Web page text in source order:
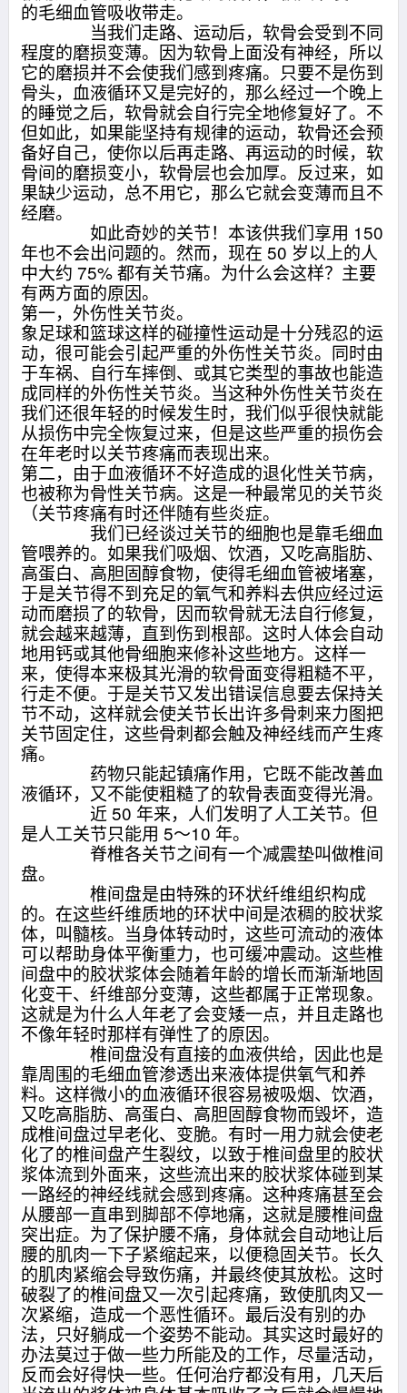
的毛细血管吸收带走。
当我们走路、运动后，软骨会受到不同
程度的磨损变薄。因为软骨上面没有神经，所以
它的磨损并不会使我们感到疼痛。只要不是伤到
骨头，血液循环又是完好的，那么经过一个晚上
的睡觉之后，软骨就会自行完全地修复好了。不
但如此，如果能坚持有规律的运动，软骨还会预
备好自己，使你以后再走路、再运动的时候，软
骨间的磨损变小，软骨层也会加厚。反过来，如
果缺少运动，总不用它，那么它就会变薄而且不
经磨。
如此奇妙的关节！本该供我们享用 150
年也不会出问题的。然而，现在 50 岁以上的人
中大约 75% 都有关节痛。为什么会这样？主要
有两方面的原因。
第一，外伤性关节炎。
象足球和篮球这样的碰撞性运动是十分残忍的运
动，很可能会引起严重的外伤性关节炎。同时由
于车祸、自行车摔倒、或其它类型的事故也能造
成同样的外伤性关节炎。当这种外伤性关节炎在
我们还很年轻的时候发生时，我们似乎很快就能
从损伤中完全恢复过来，但是这些严重的损伤会
在年老时以关节疼痛而表现出来。
第二，由于血液循环不好造成的退化性关节病，
也被称为骨性关节病。这是一种最常见的关节炎
（关节疼痛有时还伴随有些炎症。
我们已经谈过关节的细胞也是靠毛细血
管喂养的。如果我们吸烟、饮酒，又吃高脂肪、
高蛋白、高胆固醇食物，使得毛细血管被堵塞，
于是关节得不到充足的氧气和养料去供应经过运
动而磨损了的软骨，因而软骨就无法自行修复，
就会越来越薄，直到伤到根部。这时人体会自动
地用钙或其他骨细胞来修补这些地方。这样一
来，使得本来极其光滑的软骨面变得粗糙不平，
行走不便。于是关节又发出错误信息要去保持关
节不动，这样就会使关节长出许多骨刺来力图把
关节固定住，这些骨刺都会触及神经线而产生疼
痛。
药物只能起镇痛作用，它既不能改善血
液循环，又不能使粗糙了的软骨表面变得光滑。
近 50 年来，人们发明了人工关节。但
是人工关节只能用 5～10 年。
脊椎各关节之间有一个减震垫叫做椎间
盘。
椎间盘是由特殊的环状纤维组织构成
的。在这些纤维质地的环状中间是浓稠的胶状浆
体，叫髓核。当身体转动时，这些可流动的液体
可以帮助身体平衡重力，也可缓冲震动。这些椎
间盘中的胶状浆体会随着年龄的增长而渐渐地固
化变干、纤维部分变薄，这些都属于正常现象。
这就是为什么人年老了会变矮一点，并且走路也
不像年轻时那样有弹性了的原因。
椎间盘没有直接的血液供给，因此也是
靠周围的毛细血管渗透出来液体提供氧气和养
料。这样微小的血液循环很容易被吸烟、饮酒，
又吃高脂肪、高蛋白、高胆固醇食物而毁坏，造
成椎间盘过早老化、变脆。有时一用力就会使老
化了的椎间盘产生裂纹，以致于椎间盘里的胶状
浆体流到外面来，这些流出来的胶状浆体碰到某
一路经的神经线就会感到疼痛。这种疼痛甚至会
从腰部一直串到脚部不停地痛，这就是腰椎间盘
突出症。为了保护腰不痛，身体就会自动地让后
腰的肌肉一下子紧缩起来，以便稳固关节。长久
的肌肉紧缩会导致伤痛，并最终使其放松。这时
破裂了的椎间盘又一次引起疼痛，致使肌肉又一
次紧缩，造成一个恶性循环。最后没有别的办
法，只好躺成一个姿势不能动。其实这时最好的
办法莫过于做一些力所能及的工作，尽量活动，
反而会好得快一些。任何治疗都没有用，几天后